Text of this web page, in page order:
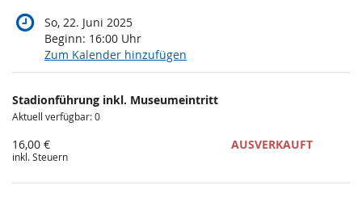
So, 22. Juni 2025
Beginn: 16:00 Uhr
Zum Kalender hinzufügen
Produkte
Unkategorisierte
Produkte
Stadionführung inkl. Museumeintritt
Aktuell verfügbar: 0
16,00 €
inkl. Steuern
AUSVERKAUFT